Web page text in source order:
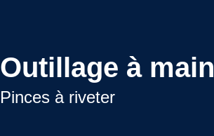
Outillage à main
Pinces à riveter